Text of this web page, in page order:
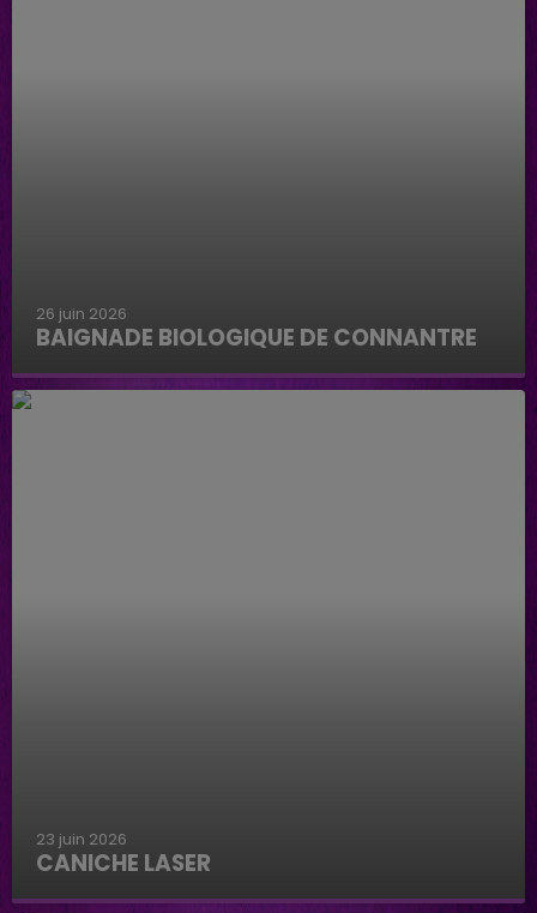
26 juin 2026
BAIGNADE BIOLOGIQUE DE CONNANTRE
Baignade biologique de Connantre
23 juin 2026
CANICHE LASER
Caniche Laser